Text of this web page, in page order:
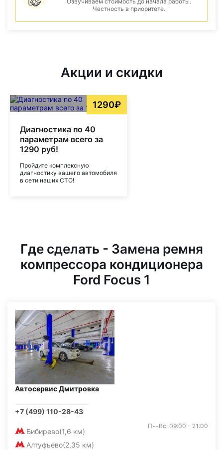
Честность в приоритете.
Акции и скидки
1290₽
Диагностика по 40
параметрам всего за
1290 руб!
Пройдите комплексную
диагностику вашего автомобиля
в сети наших СТО!
Где сделать - Замена ремня
компрессора кондиционера
Ford Focus 1
Автосервис Дмитровка
+7 (499) 110-28-43
Бибирево(1,6 км)
Алтуфьево(2,35 км)
Пн-Вс: 09:00 - 21:00